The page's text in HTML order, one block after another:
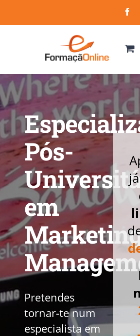
to
Pós-
em
Pretendes
tornar-te num
especialista em